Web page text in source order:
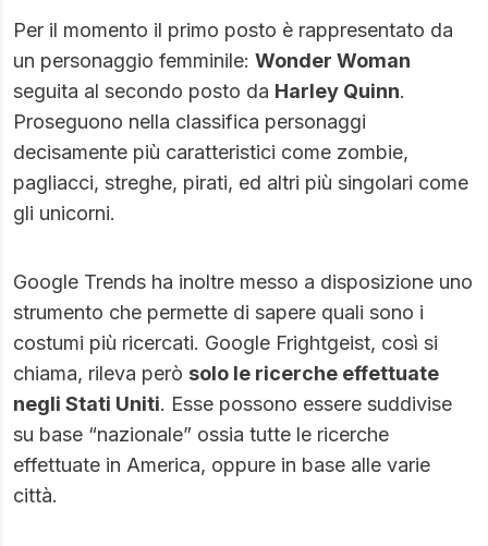
Per il momento il primo posto è rappresentato da
un personaggio femminile: Wonder Woman
seguita al secondo posto da Harley Quinn.
Proseguono nella classifica personaggi
decisamente più caratteristici come zombie,
pagliacci, streghe, pirati, ed altri più singolari come
gli unicorni.
Google Trends ha inoltre messo a disposizione uno
strumento che permette di sapere quali sono i
costumi più ricercati. Google Frightgeist, così si
chiama, rileva però solo le ricerche effettuate
negli Stati Uniti. Esse possono essere suddivise
su base “nazionale” ossia tutte le ricerche
effettuate in America, oppure in base alle varie
città.